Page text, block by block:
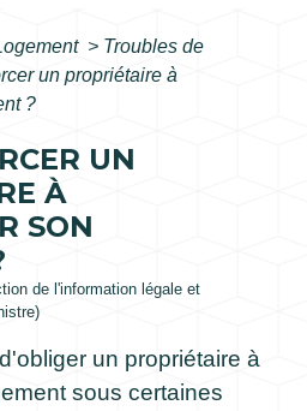
> Troubles de
un propriétaire à
?
UN
À
SON
de l'information légale et
un propriétaire à
sous certaines